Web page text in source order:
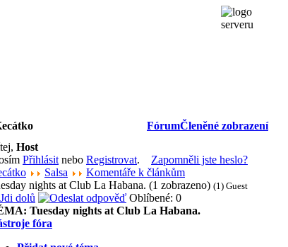
FórumČleněné zobrazení
Host
Přihlásit nebo Registrovat. Zapomněli jste heslo?
Salsa
Komentáře k článkům
nights at Club La Habana. (1 zobrazeno) (1) Guest
Oblíbené: 0
Tuesday nights at Club La Habana.
fóra